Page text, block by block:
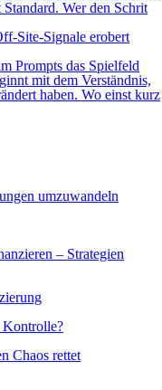
Wer den Schrit
Site-Signale erobert
Prompts das Spielfeld
mit dem Verständnis,
haben. Wo einst kurz
umzuwandeln
– Strategien
Kontrolle?
Chaos rettet